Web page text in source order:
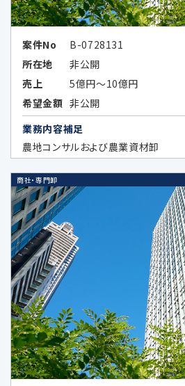
者提供が認められてい
5.外国にある第三者への
当社は、外国に所在する以
る広告サービスを利用した広
おり、当該広告サービスに
分析する目的で、当該企業に
人データの全部又は一部を
できない形式に加工した上
ータを提供することがありま
国における個人情報の保護
該企業が講ずる個人情報の
その他お客様にとって参考と
以下のとおりです。
Google LLC（所在国：
リフォルニア州）
案件No
B-0728131
所在地
非公開
売上
5億円～10億円
希望金額 非公開
業務内容補足
農地コンサルおよび農業資材卸
商社・専門卸